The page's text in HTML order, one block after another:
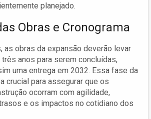
planejado.
Obras e Cronograma
as obras da expansão deverão levar
anos para serem concluídas,
uma entrega em 2032. Essa fase da
crucial para assegurar que os
ocorram com agilidade,
e os impactos no cotidiano dos